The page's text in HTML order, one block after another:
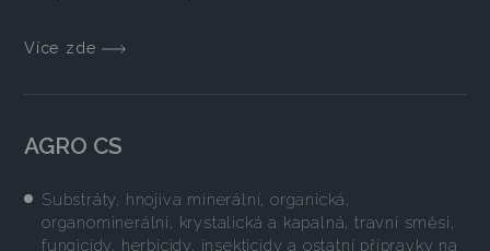
Více zde
AGRO CS
Substráty, hnojiva minerální, organická,
organominerální, krystalická a kapalná, travní směsi,
fungicidy, herbicidy, insekticidy a ostatní přípravky na